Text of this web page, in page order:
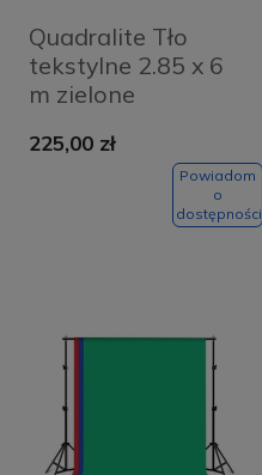
Quadralite Tło
tekstylne 2.85 x 6
m zielone
225,00 zł
Powiadom
o
dostępności